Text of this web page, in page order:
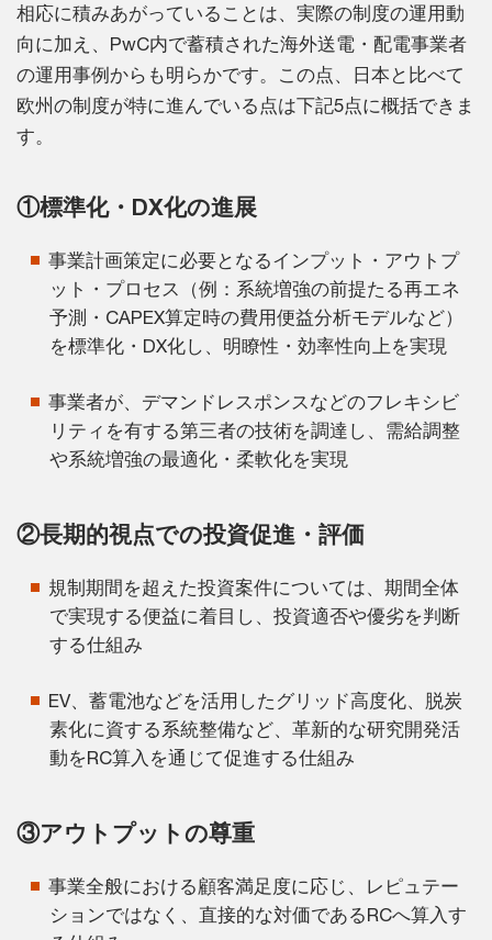
相応に積みあがっていることは、実際の制度の運用動
向に加え、PwC内で蓄積された海外送電・配電事業者
の運用事例からも明らかです。この点、日本と比べて
欧州の制度が特に進んでいる点は下記5点に概括できま
す。
①標準化・DX化の進展
事業計画策定に必要となるインプット・アウトプ
ット・プロセス（例：系統増強の前提たる再エネ
予測・CAPEX算定時の費用便益分析モデルなど）
を標準化・DX化し、明瞭性・効率性向上を実現
事業者が、デマンドレスポンスなどのフレキシビ
リティを有する第三者の技術を調達し、需給調整
や系統増強の最適化・柔軟化を実現
②長期的視点での投資促進・評価
規制期間を超えた投資案件については、期間全体
で実現する便益に着目し、投資適否や優劣を判断
する仕組み
EV、蓄電池などを活用したグリッド高度化、脱炭
素化に資する系統整備など、革新的な研究開発活
動をRC算入を通じて促進する仕組み
③アウトプットの尊重
事業全般における顧客満足度に応じ、レピュテー
ションではなく、直接的な対価であるRCへ算入す